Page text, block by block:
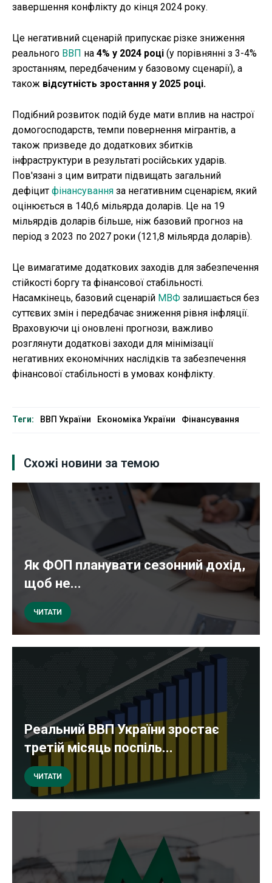
завершення конфлікту до кінця 2024 року.
Це негативний сценарій припускає різке зниження
реального ВВП на 4% у 2024 році (у порівнянні з 3-4%
зростанням, передбаченим у базовому сценарії), а
також відсутність зростання у 2025 році.
Подібний розвиток подій буде мати вплив на настрої
домогосподарств, темпи повернення мігрантів, а
також призведе до додаткових збитків
інфраструктури в результаті російських ударів.
Пов'язані з цим витрати підвищать загальний
дефіцит фінансування за негативним сценарієм, який
оцінюється в 140,6 мільярда доларів. Це на 19
мільярдів доларів більше, ніж базовий прогноз на
період з 2023 по 2027 роки (121,8 мільярда доларів).
Це вимагатиме додаткових заходів для забезпечення
стійкості боргу та фінансової стабільності.
Насамкінець, базовий сценарій МВФ залишається без
суттєвих змін і передбачає зниження рівня інфляції.
Враховуючи ці оновлені прогнози, важливо
розглянути додаткові заходи для мінімізації
негативних економічних наслідків та забезпечення
фінансової стабільності в умовах конфлікту.
Теги: ВВП України Економіка України Фінансування
Схожі новини за темою
Як ФОП планувати сезонний дохід,
щоб не...
ЧИТАТИ
Реальний ВВП України зростає
третій місяць поспіль...
ЧИТАТИ